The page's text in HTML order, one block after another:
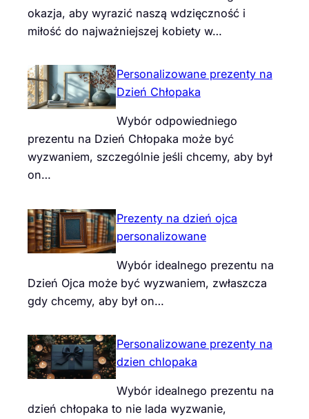
okazja, aby wyrazić naszą wdzięczność i
miłość do najważniejszej kobiety w…
Personalizowane prezenty na
Dzień Chłopaka
Wybór odpowiedniego
prezentu na Dzień Chłopaka może być
wyzwaniem, szczególnie jeśli chcemy, aby był
on…
Prezenty na dzień ojca
personalizowane
Wybór idealnego prezentu na
Dzień Ojca może być wyzwaniem, zwłaszcza
gdy chcemy, aby był on…
Personalizowane prezenty na
dzien chlopaka
Wybór idealnego prezentu na
dzień chłopaka to nie lada wyzwanie,